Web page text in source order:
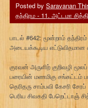
Posted by Saravanan
தந்திரம - 11. அட்டமா சித்தி
பாடல் #642: மூன்றாம்
அடையக்கூடிய எட்டுவிதமான
குரவன் அருளிற் குறிவழி மூலப்
பரையின் மணமிகு சங்கட்டம்
தெரிதரு சாம்பவி கேசரி சேரப்
பெரிய சிவகதி பேறெட்டாஞ்